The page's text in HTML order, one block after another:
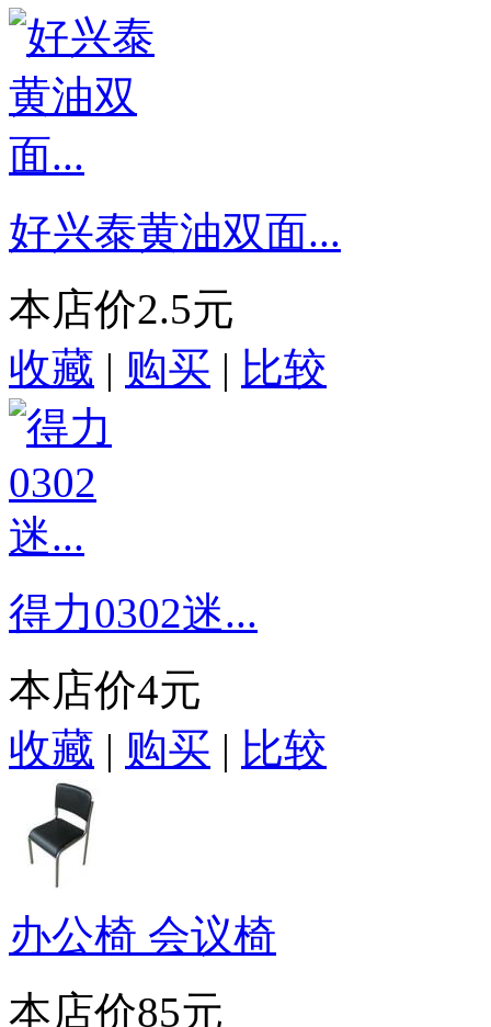
好兴泰黄油双面...
本店价2.5元
收藏 | 购买 | 比较
得力0302迷...
本店价4元
收藏 | 购买 | 比较
办公椅 会议椅
本店价85元